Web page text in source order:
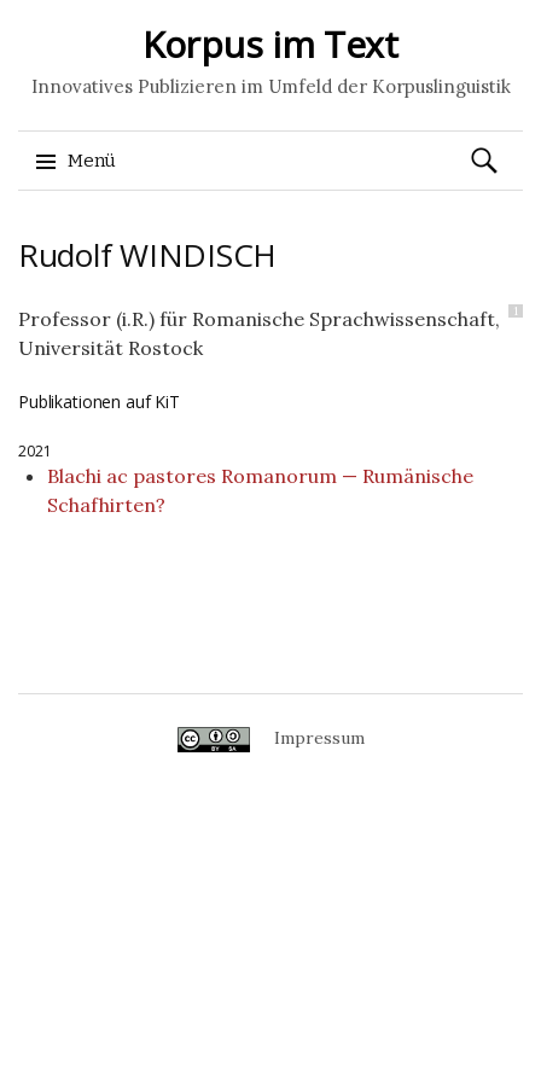
Korpus im Text
Innovatives Publizieren im Umfeld der Korpuslinguistik
Menü
zum
Suchen
nach:
RudolfWINDISCH
1
Professor (i.R.) für Romanische Sprachwissenschaft,
Universität Rostock
Publikationen auf KiT
2021
Blachi ac pastores Romanorum — Rumänische
Schafhirten?
Impressum